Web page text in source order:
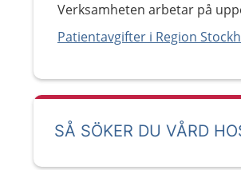
Verksamheten arbetar på
Patientavgifter i Region
SÅ SÖKER DU VÅRD